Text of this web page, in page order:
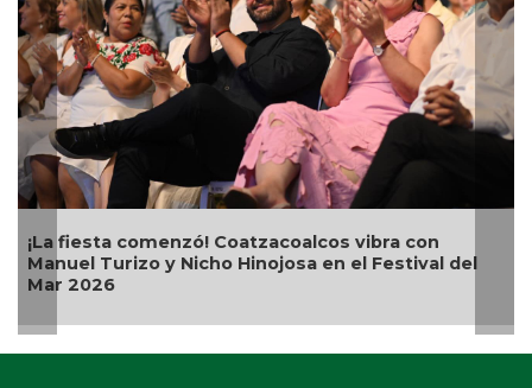
del
Alcalde Samuel Acosta inaugura la calle
Bugambilias en El Tejar